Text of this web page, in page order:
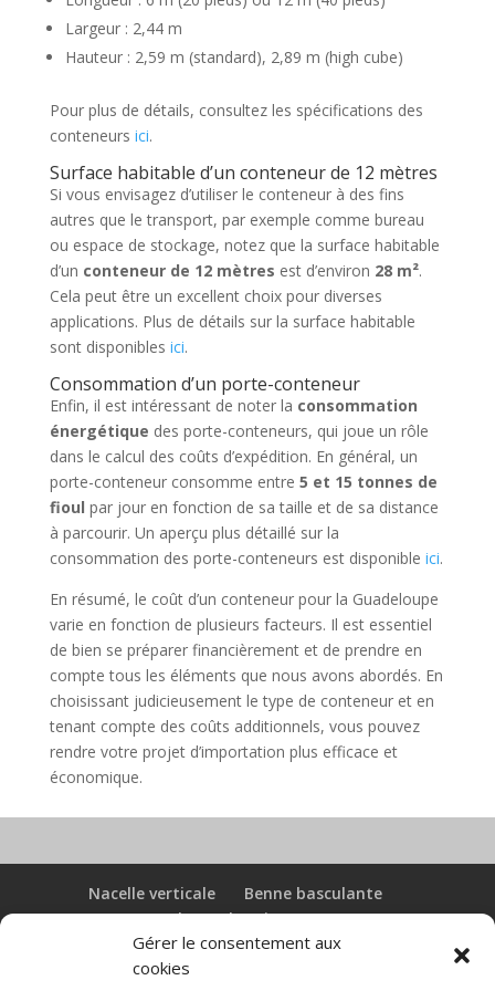
Gérer le consentement aux
cookies
Largeur : 2,44 m
Hauteur : 2,59 m (standard), 2,89 m (high cube)
Pour plus de détails, consultez les spécifications des
conteneurs ici.
Surface habitable d’un conteneur de 12 mètres
Si vous envisagez d’utiliser le conteneur à des fins
autres que le transport, par exemple comme bureau
ou espace de stockage, notez que la surface habitable
d’un conteneur de 12 mètres est d’environ 28 m².
Cela peut être un excellent choix pour diverses
applications. Plus de détails sur la surface habitable
sont disponibles ici.
Consommation d’un porte-conteneur
Enfin, il est intéressant de noter la consommation
énergétique des porte-conteneurs, qui joue un rôle
dans le calcul des coûts d’expédition. En général, un
porte-conteneur consomme entre 5 et 15 tonnes de
fioul par jour en fonction de sa taille et de sa distance
à parcourir. Un aperçu plus détaillé sur la
consommation des porte-conteneurs est disponible ici.
En résumé, le coût d’un conteneur pour la Guadeloupe
varie en fonction de plusieurs facteurs. Il est essentiel
de bien se préparer financièrement et de prendre en
compte tous les éléments que nous avons abordés. En
choisissant judicieusement le type de conteneur et en
tenant compte des coûts additionnels, vous pouvez
rendre votre projet d’importation plus efficace et
économique.
Nacelle verticale
Benne basculante
Transpalette electrique
CGV
Mentions légales
Politique de confidentialité et protection des